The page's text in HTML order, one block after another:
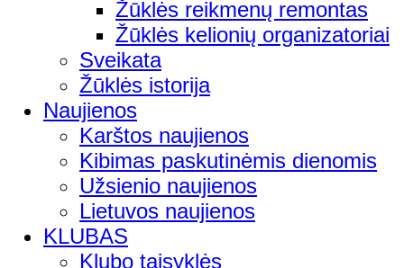
Žūklės reikmenų remontas
Žūklės kelionių organizatoriai
Sveikata
Žūklės istorija
Naujienos
Karštos naujienos
Kibimas paskutinėmis dienomis
Užsienio naujienos
Lietuvos naujienos
KLUBAS
Klubo taisyklės